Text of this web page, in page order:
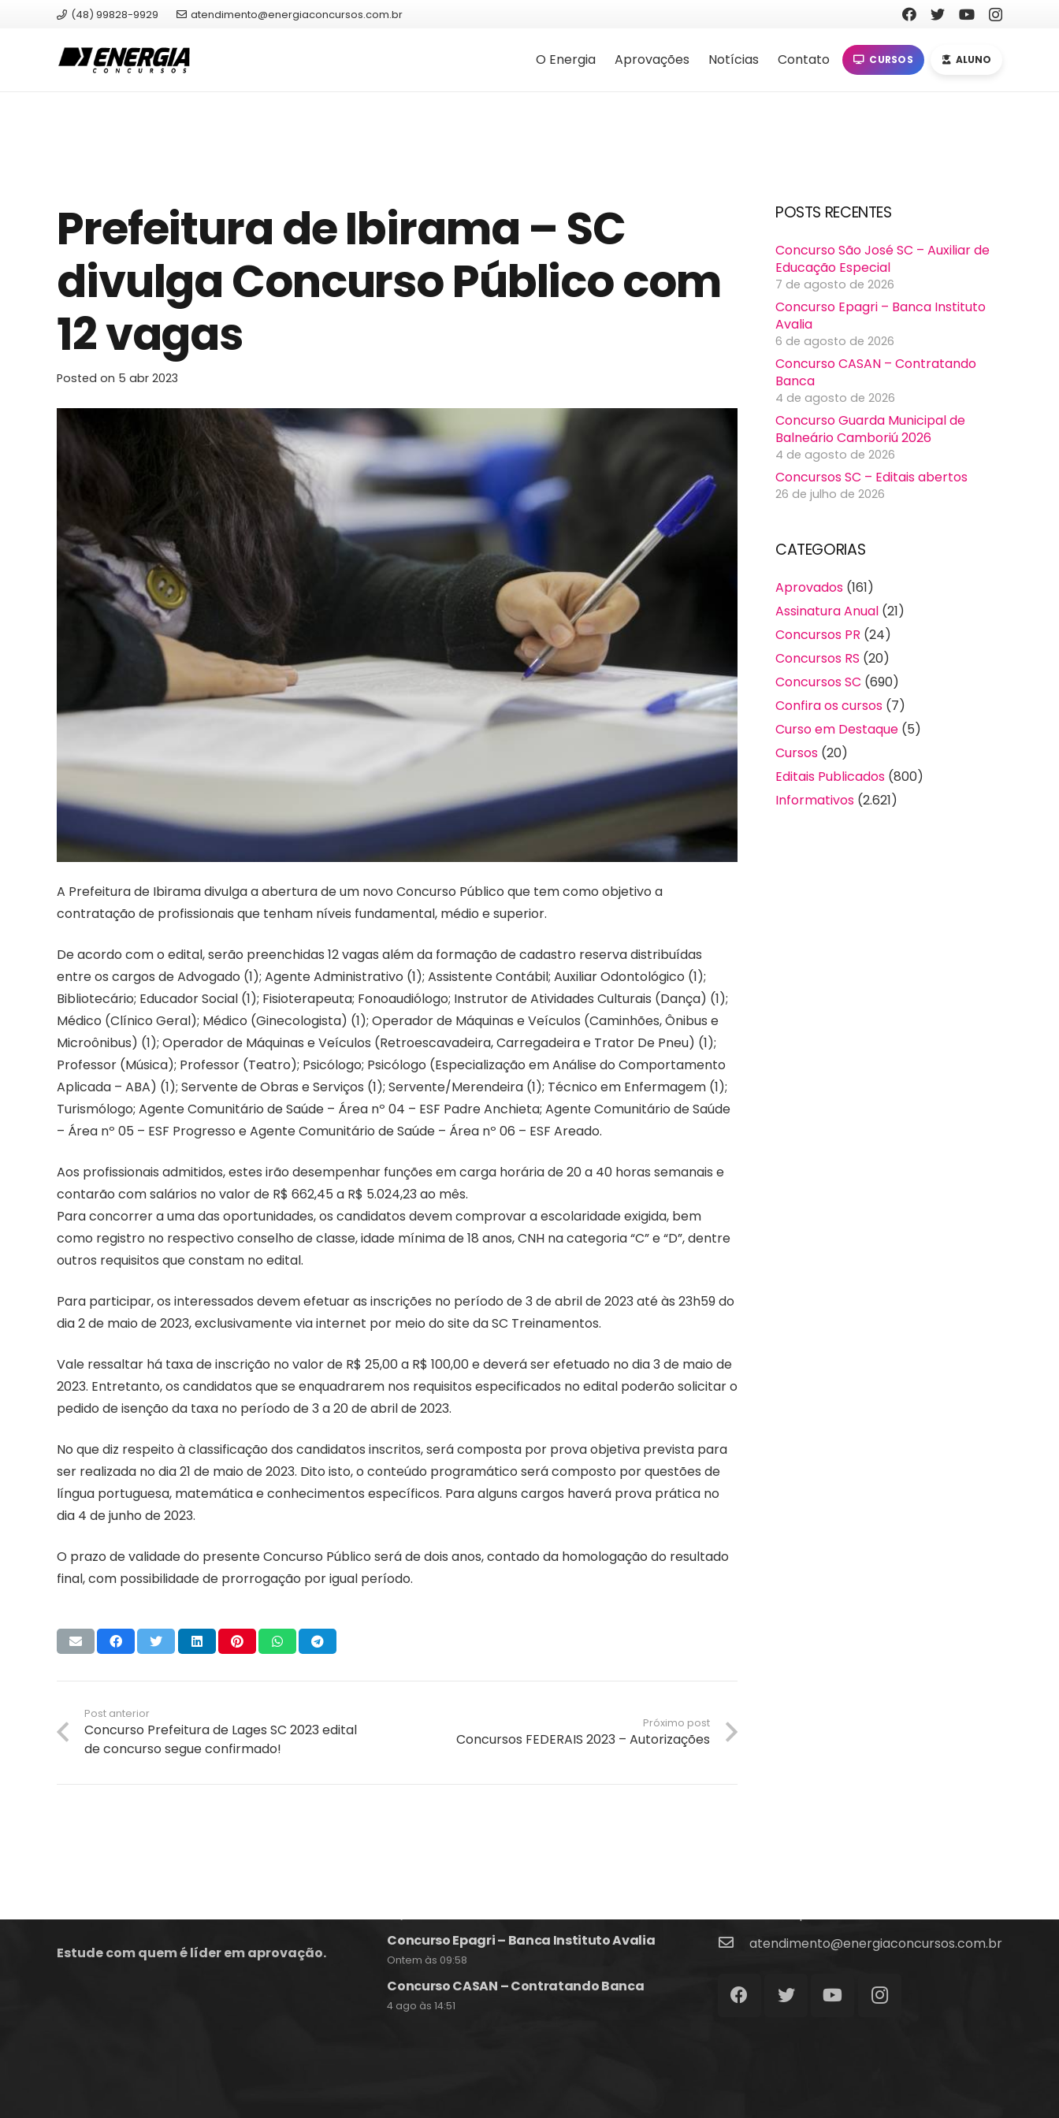
(48) 99828-9929 atendimento@energiaconcursos.com.br
O Energia Aprovações Notícias Contato CURSOS ALUNO
Prefeitura de Ibirama – SC
divulga Concurso Público com
12 vagas
Posted on 5 abr 2023
A Prefeitura de Ibirama divulga a abertura de um novo Concurso Público que tem como objetivo a
contratação de profissionais que tenham níveis fundamental, médio e superior.
De acordo com o edital, serão preenchidas 12 vagas além da formação de cadastro reserva distribuídas
entre os cargos de Advogado (1); Agente Administrativo (1); Assistente Contábil; Auxiliar Odontológico (1);
Bibliotecário; Educador Social (1); Fisioterapeuta; Fonoaudiólogo; Instrutor de Atividades Culturais (Dança) (1);
Médico (Clínico Geral); Médico (Ginecologista) (1); Operador de Máquinas e Veículos (Caminhões, Ônibus e
Microônibus) (1); Operador de Máquinas e Veículos (Retroescavadeira, Carregadeira e Trator De Pneu) (1);
Professor (Música); Professor (Teatro); Psicólogo; Psicólogo (Especialização em Análise do Comportamento
Aplicada – ABA) (1); Servente de Obras e Serviços (1); Servente/Merendeira (1); Técnico em Enfermagem (1);
Turismólogo; Agente Comunitário de Saúde – Área nº 04 – ESF Padre Anchieta; Agente Comunitário de Saúde
– Área nº 05 – ESF Progresso e Agente Comunitário de Saúde – Área nº 06 – ESF Areado.
Aos profissionais admitidos, estes irão desempenhar funções em carga horária de 20 a 40 horas semanais e
contarão com salários no valor de R$ 662,45 a R$ 5.024,23 ao mês.
Para concorrer a uma das oportunidades, os candidatos devem comprovar a escolaridade exigida, bem
como registro no respectivo conselho de classe, idade mínima de 18 anos, CNH na categoria “C” e “D”, dentre
outros requisitos que constam no edital.
Para participar, os interessados devem efetuar as inscrições no período de 3 de abril de 2023 até às 23h59 do
dia 2 de maio de 2023, exclusivamente via internet por meio do site da SC Treinamentos.
Vale ressaltar há taxa de inscrição no valor de R$ 25,00 a R$ 100,00 e deverá ser efetuado no dia 3 de maio de
2023. Entretanto, os candidatos que se enquadrarem nos requisitos especificados no edital poderão solicitar o
pedido de isenção da taxa no período de 3 a 20 de abril de 2023.
No que diz respeito à classificação dos candidatos inscritos, será composta por prova objetiva prevista para
ser realizada no dia 21 de maio de 2023. Dito isto, o conteúdo programático será composto por questões de
língua portuguesa, matemática e conhecimentos específicos. Para alguns cargos haverá prova prática no
dia 4 de junho de 2023.
O prazo de validade do presente Concurso Público será de dois anos, contado da homologação do resultado
final, com possibilidade de prorrogação por igual período.
Post anterior
Concurso Prefeitura de Lages SC 2023 edital
de concurso segue confirmado!
Próximo post
Concursos FEDERAIS 2023 – Autorizações
POSTS RECENTES
Concurso São José SC – Auxiliar de
Educação Especial
7 de agosto de 2026
Concurso Epagri – Banca Instituto
Avalia
6 de agosto de 2026
Concurso CASAN – Contratando
Banca
4 de agosto de 2026
Concurso Guarda Municipal de
Balneário Camboriú 2026
4 de agosto de 2026
Concursos SC – Editais abertos
26 de julho de 2026
CATEGORIAS
Aprovados (161)
Assinatura Anual (21)
Concursos PR (24)
Concursos RS (20)
Concursos SC (690)
Confira os cursos (7)
Curso em Destaque (5)
Cursos (20)
Editais Publicados (800)
Informativos (2.621)
Estude com quem é líder em aprovação.
Concurso Epagri – Banca Instituto Avalia
Ontem às 09:58
Concurso CASAN – Contratando Banca
4 ago às 14:51
atendimento@energiaconcursos.com.br